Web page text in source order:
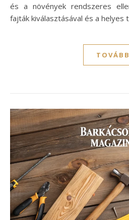
és a növények rendszeres
fajták kiválasztásával és a
TOVÁBB